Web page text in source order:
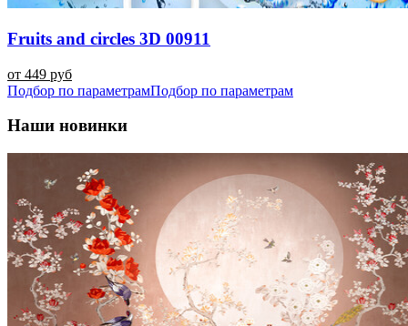
Fruits and circles 3D 00911
от 449 руб
Подбор по параметрамПодбор по параметрам
Наши новинки